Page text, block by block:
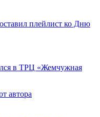
плейлист ко Дню
в ТРЦ «Жемчужная
автора